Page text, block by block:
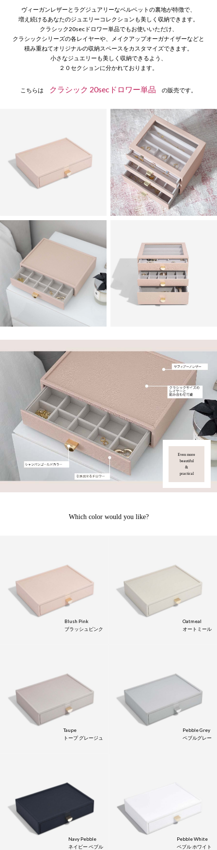
ヴィーガンレザーとラグジュアリーなベルベットの裏地が特徴で、
増え続けるあなたのジュエリーコレクションも美しく収納できます。
クラシック20secドロワー単品でもお使いいただけ、
クラシックシリーズの各レイヤーや、メイクアップオーガナイザーなどと
積み重ねてオリジナルの収納スペースをカスタマイズできます。
小さなジュエリーも美しく収納できるよう、
２０セクションに分かれております。
こちらは クラシック 20secドロワー単品 の販売です。
Even more
beautiful
&
practical
Which color would you like?
Blush Pink
ブラッシュピンク
Oatmeal
オートミール
Taupe
トープ グレージュ
Pebble Grey
ペブルグレー
Navy Pebble
ネイビー ペブル
Pebble White
ペブル ホワイト